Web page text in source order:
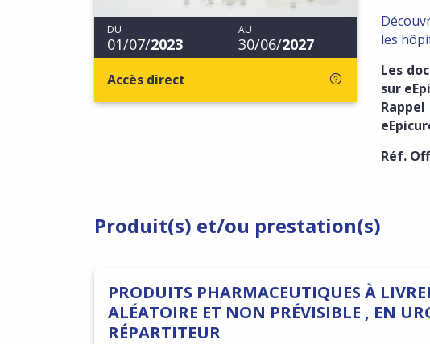
DU
01/07/2023
AU
30/06/2027
Accès direct
les
Les
sur
Réf.
Produit(s) et/ou prestation(s)
PRODUITS PHARMACEUTIQUES À
ALÉATOIRE ET NON PRÉVISIBLE , EN
RÉPARTITEUR